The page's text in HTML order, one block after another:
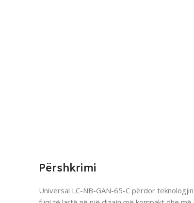
Përshkrimi
Universal LC-NB-GAN-65-C përdor